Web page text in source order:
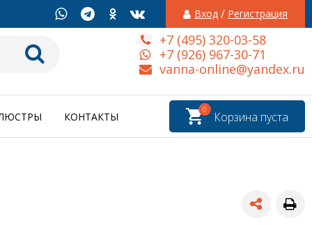
Вход / Регистрация
+7 (495) 320-03-58
+7 (926) 967-30-71
vanna-online@yandex.ru
Корзина пуста
0
КОНТАКТЫ